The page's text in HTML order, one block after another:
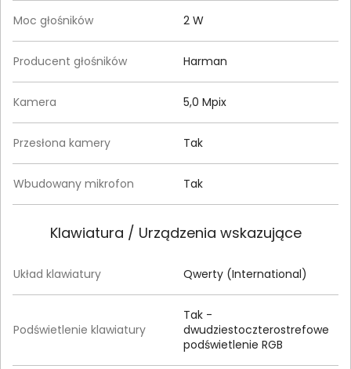
Moc głośników 2 W
Producent głośników Harman
Kamera 5,0 Mpix
Przesłona kamery Tak
Wbudowany mikrofon Tak
Klawiatura / Urządzenia wskazujące
Układ klawiatury Qwerty (International)
Podświetlenie klawiatury
Tak -
dwudziestoczterostrefowe
podświetlenie RGB